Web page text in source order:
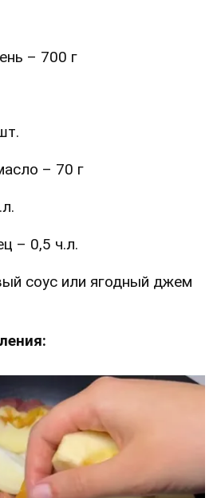
– 700 г
– 70 г
– 0,5 ч.л.
соус или ягодный джем